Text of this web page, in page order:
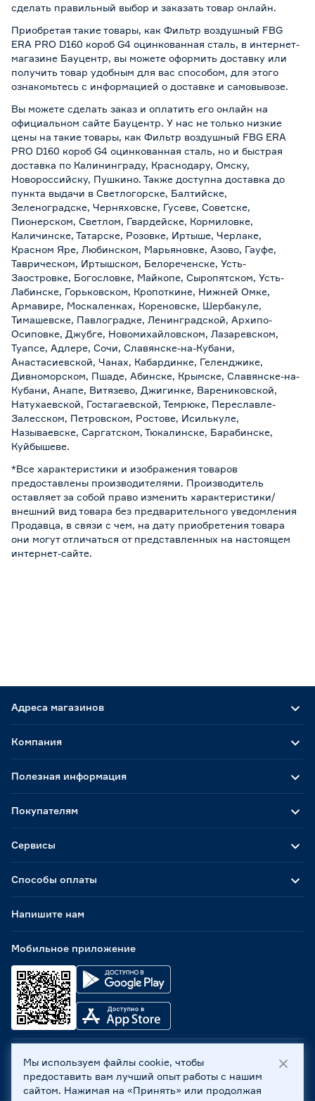
сделать правильный выбор и заказать товар онлайн.
Приобретая такие товары, как Фильтр воздушный FBG
ERA PRO D160 короб G4 оцинкованная сталь, в интернет-
магазине Бауцентр, вы можете оформить доставку или
получить товар удобным для вас способом, для этого
ознакомьтесь с информацией о доставке и самовывозе.
Вы можете сделать заказ и оплатить его онлайн на
официальном сайте Бауцентр. У нас не только низкие
цены на такие товары, как Фильтр воздушный FBG ERA
PRO D160 короб G4 оцинкованная сталь, но и быстрая
доставка по Калининграду, Краснодару, Омску,
Новороссийску, Пушкино. Также доступна доставка до
пункта выдачи в Светлогорске, Балтийске,
Зеленоградске, Черняховске, Гусеве, Советске,
Пионерском, Светлом, Гвардейске, Кормиловке,
Каличинске, Татарске, Розовке, Иртыше, Черлаке,
Красном Яре, Любинском, Марьяновке, Азово, Гауфе,
Таврическом, Иртышском, Белореченске, Усть-
Заостровке, Богословке, Майкопе, Сыропятском, Усть-
Лабинске, Горьковском, Кропоткине, Нижней Омке,
Армавире, Москаленках, Кореновске, Шербакуле,
Тимашевске, Павлоградке, Ленинградской, Архипо-
Осиповке, Джубге, Новомихайловском, Лазаревском,
Туапсе, Адлере, Сочи, Славянске-на-Кубани,
Анастасиевской, Чанах, Кабардинке, Геленджике,
Дивноморском, Пшаде, Абинске, Крымске, Славянске-на-
Кубани, Анапе, Витязево, Джигинке, Варениковской,
Натухаевской, Гостагаевской, Темрюке, Переславле-
Залесском, Петровском, Ростове, Исилькуле,
Называевске, Саргатском, Тюкалинске, Барабинске,
Куйбышеве.
*Все характеристики и изображения товаров
предоставлены производителями. Производитель
оставляет за собой право изменить характеристики/
внешний вид товара без предварительного уведомления
Продавца, в связи с чем, на дату приобретения товара
они могут отличаться от представленных на настоящем
интернет-сайте.
Адреса магазинов
Способы оплаты
Мобильное приложение
Компания
Полезная информация
Покупателям
Сервисы
Напишите нам
ООО «Бауцентр Рус» 2004 -2026, 236029, г. Калининград,
ул. А.Невского, 205. ИНН 7702596813, КПП 390601001 ©
Все права защищены
Мы используем файлы cookie, чтобы
предоставить вам лучший опыт работы с нашим
сайтом. Нажимая на «Принять» или продолжая